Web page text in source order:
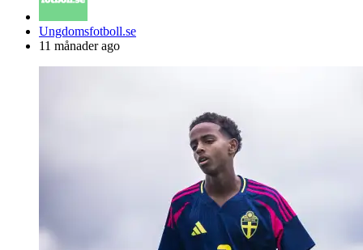
Posted
by
Ungdomsfotboll.se
11 månader ago